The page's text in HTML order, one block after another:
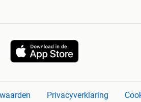
Privacyverklaring